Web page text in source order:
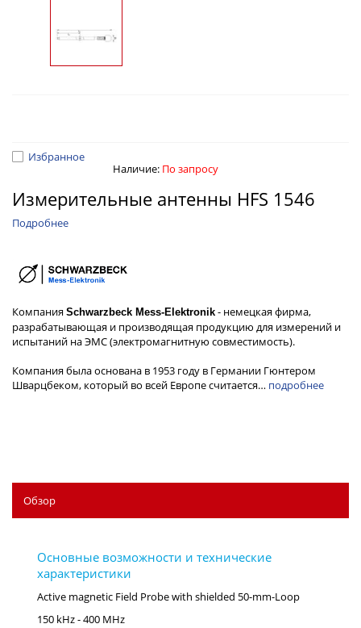
Избранное
Наличие: По запросу
Измерительные антенны HFS 1546
Подробнее
Компания Schwarzbeck Mess-Elektronik - немецкая фирма,
разрабатывающая и производящая продукцию для измерений и
испытаний на ЭМС (электромагнитную совместимость).
Компания была основана в 1953 году в Германии Гюнтером
Шварцбеком, который во всей Европе считается… подробнее
Обзор
Active magnetic Field Probe with shielded 50-mm-Loop
150 kHz - 400 MHz